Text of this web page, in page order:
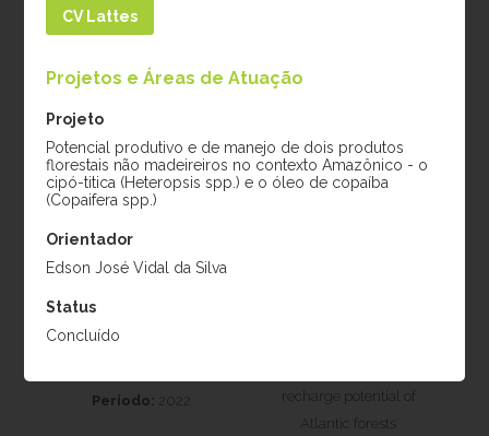
CV Lattes
Projetos e Áreas de Atuação
Projeto
Potencial produtivo e de manejo de dois produtos
florestais não madeireiros no contexto Amazônico - o
cipó-titica (Heteropsis spp.) e o óleo de copaíba
(Copaifera spp.)
Orientador
Edson José Vidal da Silva
Status
Concluído
Período:
Johan de Jong
Wageningen University
Período:
recharge potential of
Atlantic forests